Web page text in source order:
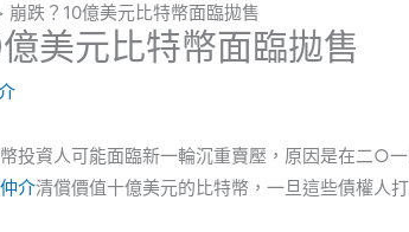
崩跌？10億美元比特幣面臨拋售
美元比特幣面臨拋售
投資人可能面臨新一輪沉重賣壓，原因是在二○
介清償價值十億美元的比特幣，一旦這些債權人